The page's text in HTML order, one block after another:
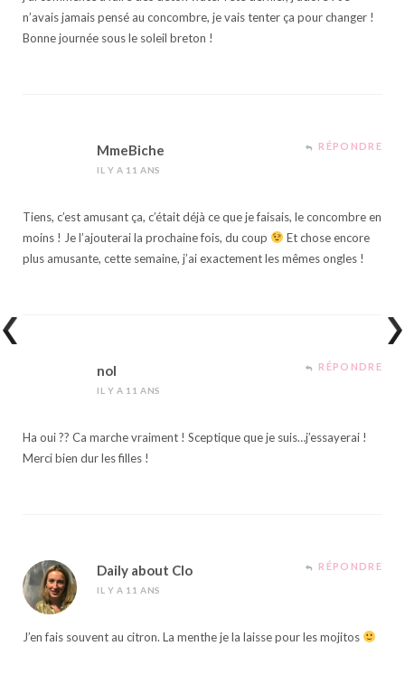
n’avais jamais pensé au concombre, je vais tenter ça pour changer !
Bonne journée sous le soleil breton !
MmeBiche
IL Y A 11 ANS
RÉPONDRE
Tiens, c’est amusant ça, c’était déjà ce que je faisais, le concombre en
moins ! Je l’ajouterai la prochaine fois, du coup
Et chose encore
plus amusante, cette semaine, j’ai exactement les mêmes ongles !
nol
IL Y A 11 ANS
RÉPONDRE
Ha oui ?? Ca marche vraiment ! Sceptique que je suis…j’essayerai !
Merci bien dur les filles !
Daily about Clo
IL Y A 11 ANS
RÉPONDRE
J’en fais souvent au citron. La menthe je la laisse pour les mojitos